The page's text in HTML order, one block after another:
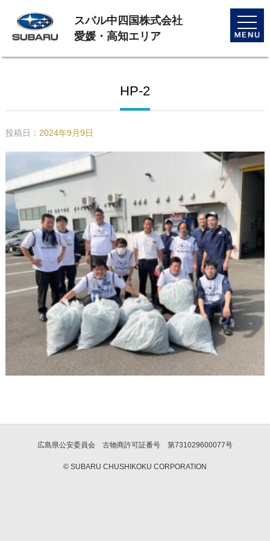
toggle
スバル中四国株式会社
愛媛・高知エリア
HP-2
投稿日： 2024年9月9日
広島県公安委員会 古物商許可証番号 第731029600077号
© SUBARU CHUSHIKOKU CORPORATION